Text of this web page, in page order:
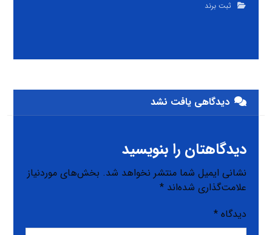
ثبت برند
دیدگاهی یافت نشد
دیدگاهتان را بنویسید
نشانی ایمیل شما منتشر نخواهد شد. بخش‌های موردنیاز
علامت‌گذاری شده‌اند*
دیدگاه*